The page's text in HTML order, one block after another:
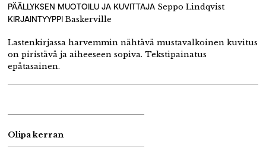
PÄÄLLYKSEN MUOTOILU JA KUVITTAJA Seppo Lindqvist
KIRJAINTYYPPI Baskerville
Lastenkirjassa harvemmin nähtävä mustavalkoinen kuvitus
on piristävä ja aiheeseen sopiva. Tekstipainatus
epätasainen.
Olipa kerran